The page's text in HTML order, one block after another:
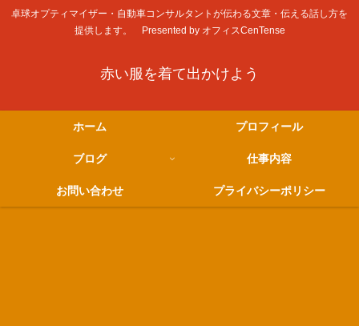
卓球オプティマイザー・自動車コンサルタントが伝わる文章・伝える話し方を
提供します。 Presented by オフィスCenTense
赤い服を着て出かけよう
ホーム プロフィール
ブログ 仕事内容
お問い合わせ プライバシーポリシー